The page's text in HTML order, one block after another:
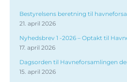
Bestyrelsens beretning til
21. april 2026
Nyhedsbrev 1 -2026 – Optakt til
17. april 2026
Dagsorden til Havneforsamlingen
15. april 2026